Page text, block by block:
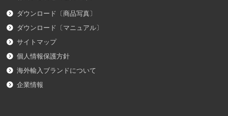
ダウンロード〔商品写真〕
ダウンロード〔マニュアル〕
サイトマップ
個人情報保護方針
海外輸入ブランドについて
企業情報